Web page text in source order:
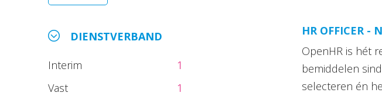
DIENSTVERBAND
Interim
1
Vast
1
HR OFFICER -
OpenHR is hét
bemiddelen
selecteren én